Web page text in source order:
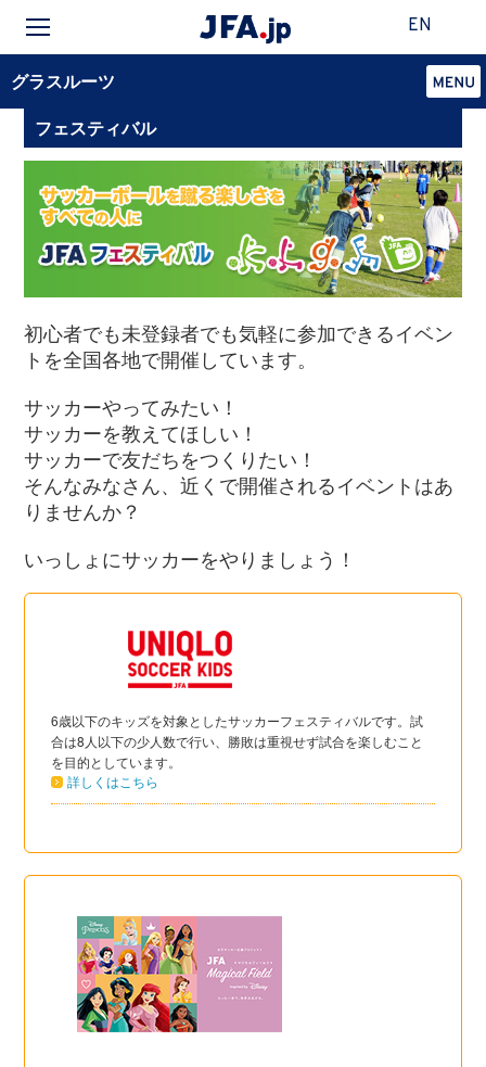
EN
グラスルーツ
フェスティバル
初心者でも未登録者でも気軽に参加できるイベン
トを全国各地で開催しています。
サッカーやってみたい！
サッカーを教えてほしい！
サッカーで友だちをつくりたい！
そんなみなさん、近くで開催されるイベントはあ
りませんか？
いっしょにサッカーをやりましょう！
6歳以下のキッズを対象としたサッカーフェスティバルです。試
合は8人以下の少人数で行い、勝敗は重視せず試合を楽しむこと
を目的としています。
詳しくはこちら